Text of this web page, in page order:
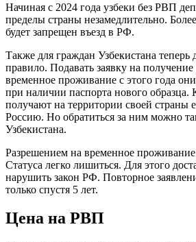
Начиная с 2024 года узбеки без РВП
пределы страны незамедлительно.
будет запрещен въезд в РФ.
Также для граждан Узбекистана
правило. Подавать заявку на
временное проживание с этого года
при наличии паспорта нового образца.
получают на территории своей страны
Россию. Но обратиться за ним можно
Узбекистана.
Разрешением на временное
Статуса легко лишиться. Для этого
нарушить закон РФ. Повторное
только спустя 5 лет.
Цена на РВП